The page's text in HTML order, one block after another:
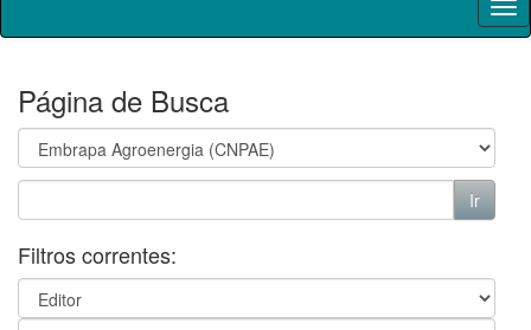
Página de Busca
Filtros correntes: